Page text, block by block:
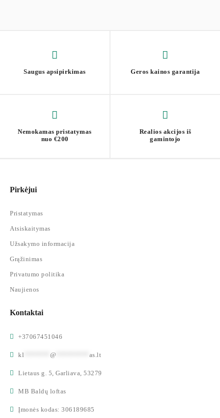
Saugus apsipirkimas Geros kainos garantija
Nemokamas pristatymas
nuo €200
Realios akcijos iš
gamintojo
Pirkėjui
Pristatymas
Atsiskaitymas
Užsakymo informacija
Grąžinimas
Privatumo politika
Naujienos
Kontaktai
+37067451046
kl @ as.lt
Lietaus g. 5, Garliava, 53279
MB Baldų loftas
Įmonės kodas: 306189685